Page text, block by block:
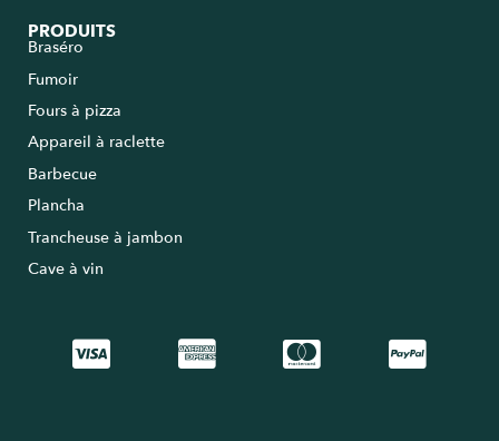
PRODUITS
Braséro
Fumoir
Fours à pizza
Appareil à raclette
Barbecue
Plancha
Trancheuse à jambon
Cave à vin